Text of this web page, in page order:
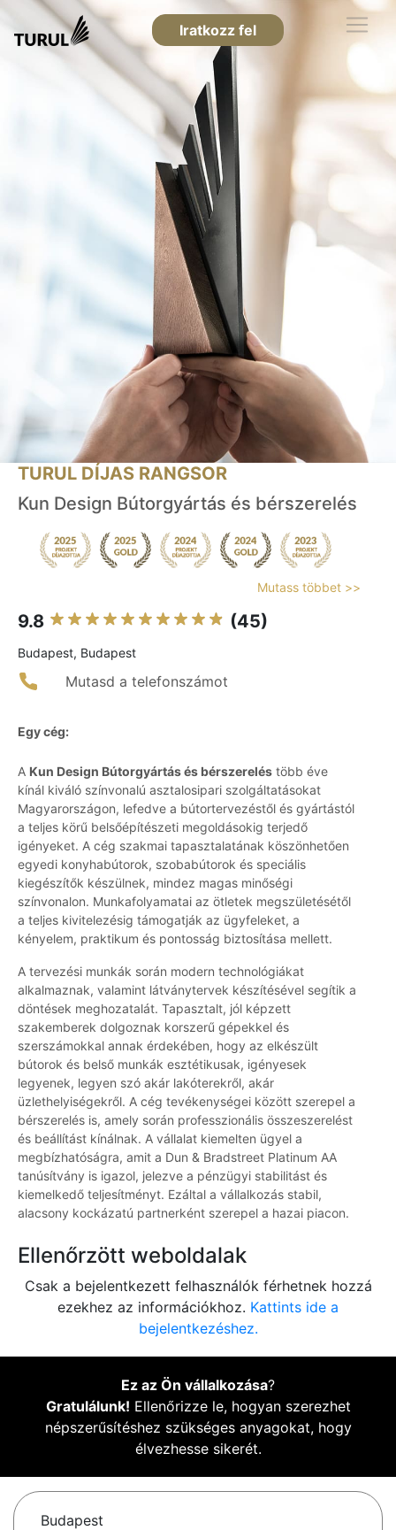
Iratkozz fel
TURUL DÍJAS RANGSOR
Kun Design Bútorgyártás és bérszerelés
Mutass többet >>
9.8 (45)
Budapest, Budapest
Mutasd a telefonszámot
Egy cég:
A Kun Design Bútorgyártás és bérszerelés több éve
kínál kiváló színvonalú asztalosipari szolgáltatásokat
Magyarországon, lefedve a bútortervezéstől és gyártástól
a teljes körű belsőépítészeti megoldásokig terjedő
igényeket. A cég szakmai tapasztalatának köszönhetően
egyedi konyhabútorok, szobabútorok és speciális
kiegészítők készülnek, mindez magas minőségi
színvonalon. Munkafolyamatai az ötletek megszületésétől
a teljes kivitelezésig támogatják az ügyfeleket, a
kényelem, praktikum és pontosság biztosítása mellett.
A tervezési munkák során modern technológiákat
alkalmaznak, valamint látványtervek készítésével segítik a
döntések meghozatalát. Tapasztalt, jól képzett
szakemberek dolgoznak korszerű gépekkel és
szerszámokkal annak érdekében, hogy az elkészült
bútorok és belső munkák esztétikusak, igényesek
legyenek, legyen szó akár lakóterekről, akár
üzlethelyiségekről. A cég tevékenységei között szerepel a
bérszerelés is, amely során professzionális összeszerelést
és beállítást kínálnak. A vállalat kiemelten ügyel a
megbízhatóságra, amit a Dun & Bradstreet Platinum AA
tanúsítvány is igazol, jelezve a pénzügyi stabilitást és
kiemelkedő teljesítményt. Ezáltal a vállalkozás stabil,
alacsony kockázatú partnerként szerepel a hazai piacon.
Ellenőrzött weboldalak
Csak a bejelentkezett felhasználók férhetnek hozzá
ezekhez az információkhoz. Kattints ide a
bejelentkezéshez.
Ez az Ön vállalkozása?
Gratulálunk! Ellenőrizze le, hogyan szerezhet
népszerűsítéshez szükséges anyagokat, hogy
élvezhesse sikerét.
Budapest